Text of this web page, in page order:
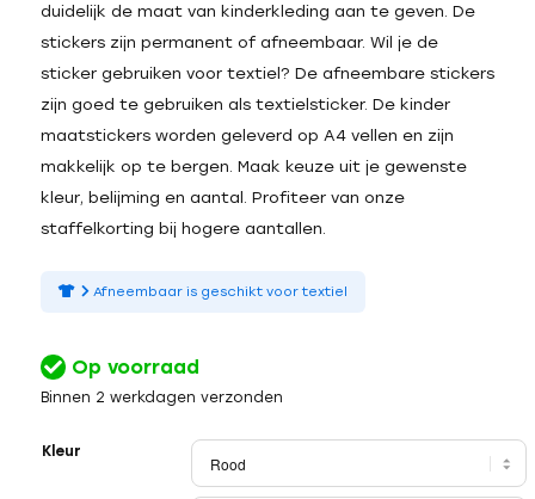
duidelijk de maat van kinderkleding aan te geven. De
stickers zijn permanent of afneembaar. Wil je de
sticker gebruiken voor textiel? De afneembare stickers
zijn goed te gebruiken als textielsticker. De kinder
maatstickers worden geleverd op A4 vellen en zijn
makkelijk op te bergen. Maak keuze uit je gewenste
kleur, belijming en aantal. Profiteer van onze
staffelkorting bij hogere aantallen.
Afneembaar is geschikt voor textiel
Op voorraad
Binnen 2 werkdagen verzonden
Kleur